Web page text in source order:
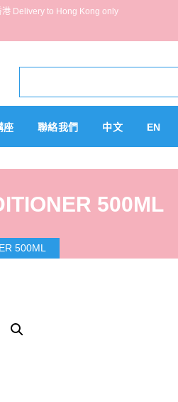
港 Delivery to Hong Kong only
座 聯絡我們 中文 EN
500ML
500ML